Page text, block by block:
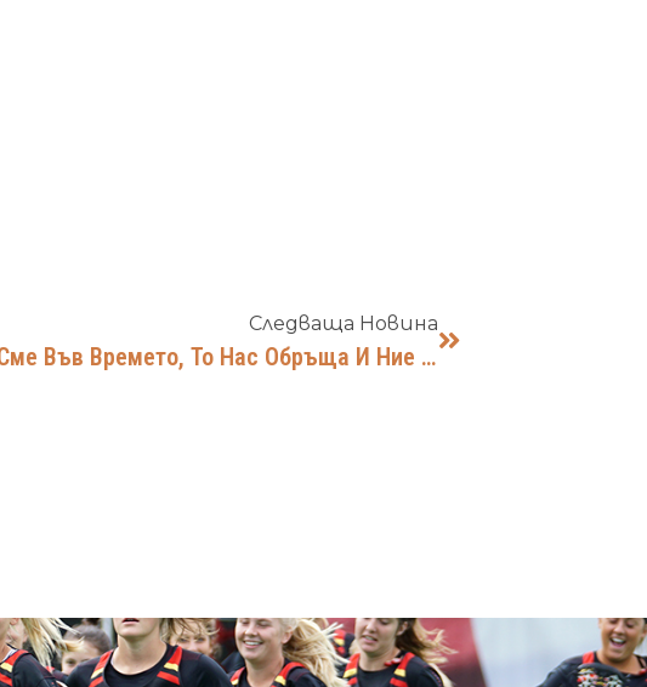
Следваща Новина
„Времето Е В Нас И Ние Сме Във Времето, То Нас Обръща И Ние Него Обръщаме“ Васил Левски 18.юли1837г. – 19.февруари1873г.